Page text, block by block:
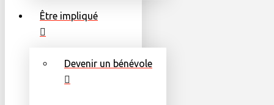
Être impliqué
Devenir un bénévole